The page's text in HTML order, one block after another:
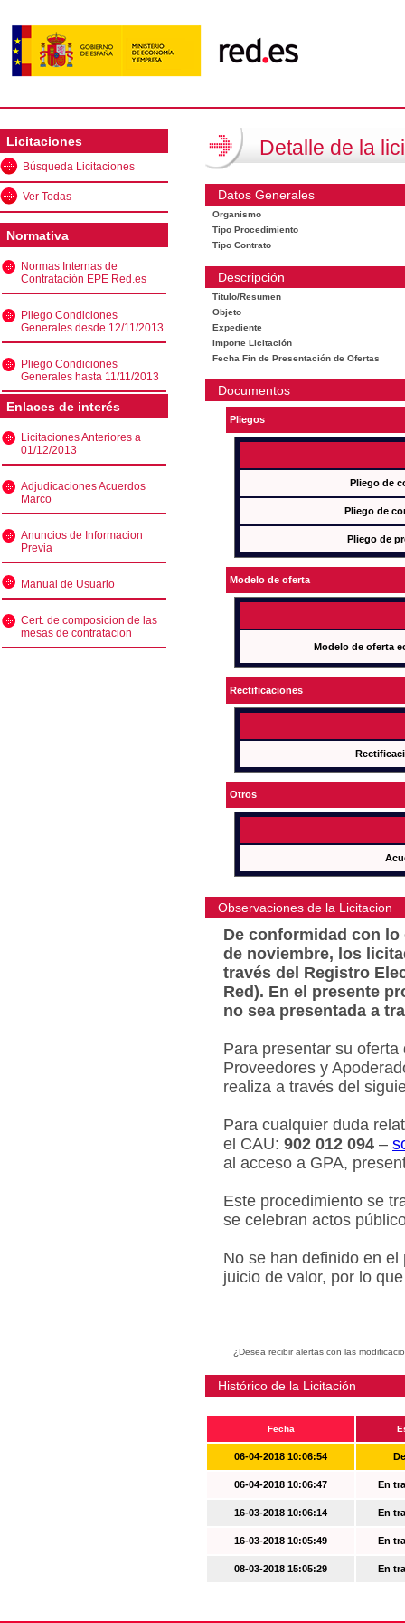
Licitaciones
Búsqueda Licitaciones
Ver Todas
Normativa
Normas Internas de
Contratación EPE Red.es
Pliego Condiciones
Generales desde 12/11/2013
Pliego Condiciones
Generales hasta 11/11/2013
Enlaces de interés
Licitaciones Anteriores a
01/12/2013
Adjudicaciones Acuerdos
Marco
Anuncios de Informacion
Previa
Manual de Usuario
Cert. de composicion de las
mesas de contratacion
Detalle de la
Datos Generales
Organismo
Tipo Procedimiento
Tipo Contrato
Descripción
Título/Resumen
Objeto
Expediente
Importe Licitación
Fecha Fin de Presentación de Ofertas
Documentos
Pliegos
Pliego de
Pliego de
Pliego de
Modelo de oferta
Modelo de oferta
Rectificaciones
Otros
Observaciones de la Licitacion
De conformidad con lo
de noviembre, los
través del Registro
Red). En el presente
no sea presentada a
Para presentar su
Proveedores y
realiza a través del
Para cualquier duda
el CAU: 902 012 094 –
al acceso a GPA,
Este procedimiento se
se celebran actos
No se han definido en
juicio de valor, por lo
¿Desea recibir alertas con las
Histórico de la Licitación
Fecha
06-04-2018 10:06:54
06-04-2018 10:06:47 En
16-03-2018 10:06:14 En
16-03-2018 10:05:49 En
08-03-2018 15:05:29 En